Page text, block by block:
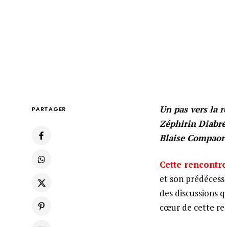
PARTAGER
Un pas vers la
Zéphirin
Blaise
Cette
et son
des discussions
cœur de cette